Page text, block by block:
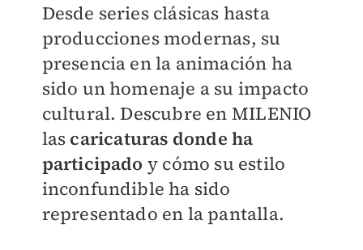
Desde series clásicas hasta
producciones modernas, su
presencia en la animación ha
sido un homenaje a su impacto
cultural. Descubre en MILENIO
las caricaturas donde ha
participado y cómo su estilo
inconfundible ha sido
representado en la pantalla.